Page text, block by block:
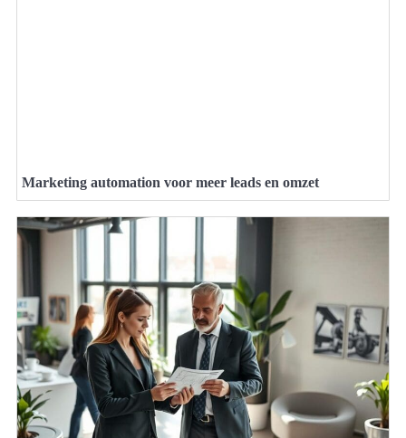
Marketing automation voor meer leads en omzet